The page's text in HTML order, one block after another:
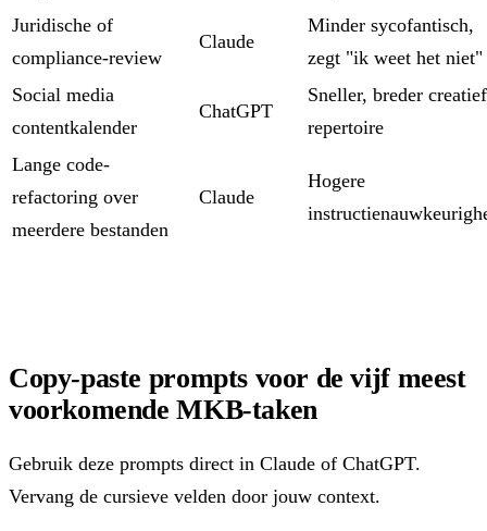
Juridische of
compliance-review
Claude
Minder sycofantisch,
zegt "ik weet het niet"
Social media
contentkalender
ChatGPT
Sneller, breder creatief
repertoire
Lange code-
refactoring over
meerdere bestanden
Claude
Hogere
Copy-paste prompts voor de vijf meest
voorkomende MKB-taken
Gebruik deze prompts direct in Claude of ChatGPT.
Vervang de cursieve velden door jouw context.